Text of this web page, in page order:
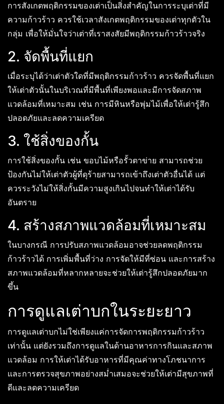
การสังเกตพฤติกรรมของเต่าเป็นสิ่งสำคัญในการระบุเต่าที่มี
ความก้าวร้าว ควรใช้เวลาสังเกตพฤติกรรมของเต่าทุกตัวใน
กลุ่ม เพื่อให้มั่นใจว่าเต่าที่เราสงสัยมีพฤติกรรมก้าวร้าวจริง
2. จัดพื้นที่แยก
เมื่อระบุได้ว่าเต่าตัวใดที่มีพฤติกรรมก้าวร้าว ควรจัดพื้นที่แยก
ให้เต่าตัวนั้นในบริเวณที่มีพื้นที่เพียงพอและมีการจัดสภาพ
แวดล้อมที่เหมาะสม เช่น การมีหินหรือพุ่มไม้เพื่อให้เต่ารู้สึก
ปลอดภัยและลดความเครียด
3. ใช้สิ่งของกั้น
การใช้สิ่งของกั้น เช่น ขอบไม้หรือรั้วตาข่าย สามารถช่วย
ป้องกันไม่ให้เต่าตัวผู้ที่ดุร้ายสามารถเข้าถึงเต่าตัวอื่นได้ แต่
ควรระวังไม่ให้สิ่งกั้นมีความสูงเกินไปจนทำให้เต่าได้รับ
อันตราย
4. สร้างสภาพแวดล้อมที่เหมาะสม
ในบางกรณี การปรับสภาพแวดล้อมอาจช่วยลดพฤติกรรม
ก้าวร้าวได้ การเพิ่มพื้นที่ว่าง การจัดให้มีที่ซ่อน และการสร้าง
สภาพแวดล้อมที่หลากหลายจะช่วยให้เต่ารู้สึกปลอดภัยมาก
ขึ้น
การดูแลเต่าบกในระยะยาว
การดูแลเต่าบกไม่ใช่เพียงแค่การจัดการพฤติกรรมก้าวร้าว
เท่านั้น แต่ยังรวมถึงการดูแลในด้านอาหารการกินและสภาพ
แวดล้อม การให้เต่าได้รับอาหารที่มีคุณค่าทางโภชนาการ
และการตรวจสุขภาพอย่างสม่ำเสมอจะช่วยให้เต่ามีสุขภาพที่
ดีและลดความเครียด